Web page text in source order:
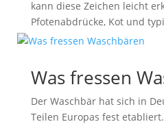
kann diese Zeichen leicht
Pfotenabdrücke, Kot und
Was fressen
Der Waschbär hat sich in
Teilen Europas fest